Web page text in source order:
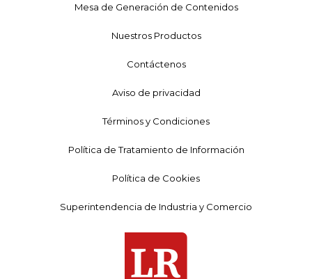
Mesa de Generación de Contenidos
Nuestros Productos
Contáctenos
Aviso de privacidad
Términos y Condiciones
Política de Tratamiento de Información
Política de Cookies
Superintendencia de Industria y Comercio